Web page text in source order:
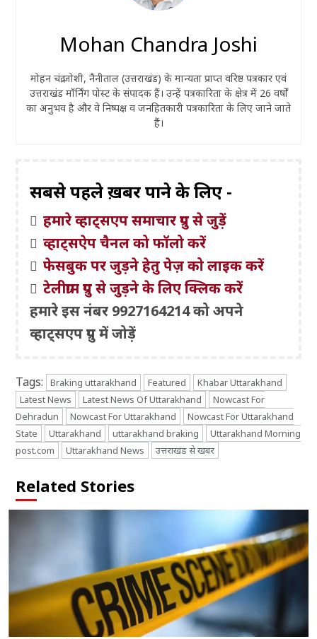
Mohan Chandra Joshi
मोहन चंद्र जोशी, नैनीताल (उत्तराखंड) के मान्यता प्राप्त वरिष्ठ पत्रकार एवं
उत्तराखंड मॉर्निंग पोस्ट के संपादक हैं। उन्हें पत्रकारिता के क्षेत्र में 26 वर्षों
का अनुभव है और वे निष्पक्ष व जनहितकारी पत्रकारिता के लिए जाने जाते
हैं।
सबसे पहले ख़बरें पाने के लिए -
हमारे व्हाट्सएप समाचार ग्रुप से जुड़ें
व्हाट्सऐप चैनल को फॉलो करें
फेसबुक पर जुड़ने हेतु पेज़ को लाइक करें
टेलीग्राम ग्रुप से जुड़ने के लिए क्लिक करें
हमारे इस नंबर 9927164214 को अपने
व्हाट्सएप ग्रुप में जोड़ें
Tags: Braking uttarakhand Featured
Khabar Uttarakhand
Latest News
Latest News Of Uttarakhand
Nowcast For
Dehradun
Nowcast For Uttarakhand
Nowcast For Uttarakhand
State
Uttarakhand uttarakhand braking
Uttarakhand Morning
post.com
Uttarakhand News उत्तराखंड से खबर
Related Stories